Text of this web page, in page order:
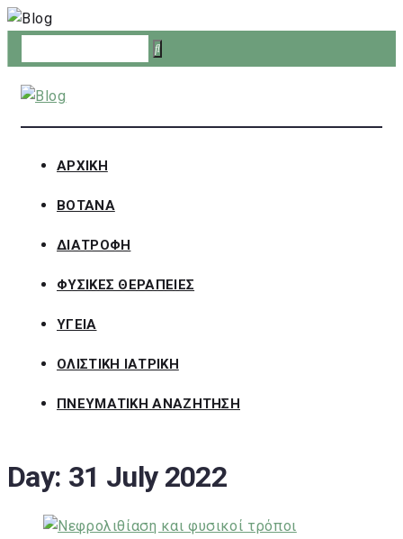
Skip
to
content
ΑΡΧΙΚΗ
ΒΟΤΑΝΑ
ΔΙΑΤΡΟΦΗ
ΦΥΣΙΚΕΣ ΘΕΡΑΠΕΙΕΣ
ΥΓΕΙΑ
ΟΛΙΣΤΙΚΗ ΙΑΤΡΙΚΗ
ΠΝΕΥΜΑΤΙΚΗ ΑΝΑΖΗΤΗΣΗ
Day: 31 July 2022